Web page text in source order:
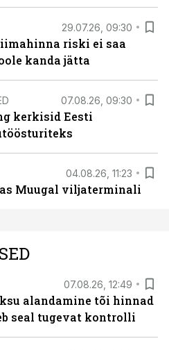
29.07.26, 09:30
riski ei saa
kanda jätta
07.08.26, 09:30
kerkisid Eesti
04.08.26, 11:23
Muugal viljaterminali
07.08.26, 12:49
alandamine tõi hinnad
seal tugevat kontrolli